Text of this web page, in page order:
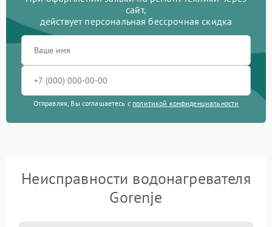
сайт,
действует персональная бессрочная скидка
Отправляя, Вы соглашаетесь с политикой конфиденциальности
Неисправности водонагревателя
Gorenje